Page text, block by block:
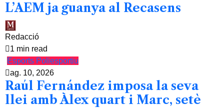
L’AEM ja guanya al Recasens
Redacció
1 min read
Esports Poliesportiu
ag. 10, 2026
Raúl Fernández imposa la seva
llei amb Àlex quart i Marc, setè